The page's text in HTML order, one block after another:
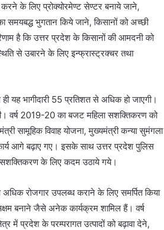
के लिए प्रोक्योरमेण्ट सेण्टर बनाये जाने,
समयबद्ध भुगतान किये जाने, किसानों को अच्छी
है कि उत्तर प्रदेश के किसानों की आमदनी को
से उबारने के लिए इन्फ्रास्ट्रक्चर तथा
भागीदारी 55 प्रतिशत से अधिक हो जाएगी।
वर्ष 2019-20 का बजट महिला सशक्तिकरण को
सामूहिक विवाह योजना, मुख्यमंत्री कन्या सुमंगला
आगे बढ़ाए गए। इसके साथ उत्तर प्रदेश पुलिस
सशक्तिकरण के लिए कदम उठाये गये।
रोजगार उपलब्ध कराने के लिए समर्पित किया
बनाने जैसे अनेक कार्यक्रम शामिल हैं। वर्ष
प्रदेश के परम्परागत उत्पादों को बढ़ावा देने,